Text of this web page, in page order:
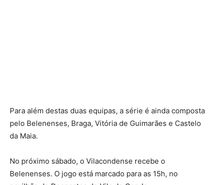
Para além destas duas equipas, a série é ainda composta
pelo Belenenses, Braga, Vitória de Guimarães e Castelo
da Maia.
No próximo sábado, o Vilacondense recebe o
Belenenses. O jogo está marcado para as 15h, no